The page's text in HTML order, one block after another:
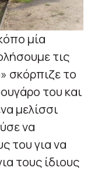
μία
τις
σκόρπιζε το
του και
μελίσσι
να
του για να
τους ίδιους